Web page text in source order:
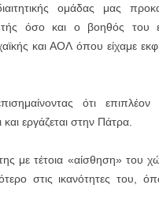
ομάδας μας
όσο και ο βοηθός του
και ΑΟΛ όπου είχαμε
ότι
εργάζεται στην Πάτρα.
με τέτοια «αίσθηση» του
στις ικανότητες του,